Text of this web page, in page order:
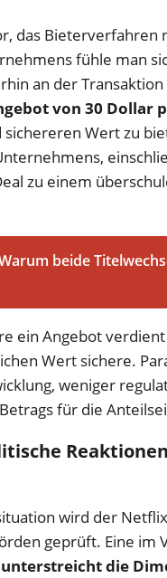
das Bieterverfahren
fühle man
an der
von 30 Dollar
Wert zu
zu einem
beide
ein Angebot
Wert sichere.
weniger
für die
wird der
geprüft. Eine im
die